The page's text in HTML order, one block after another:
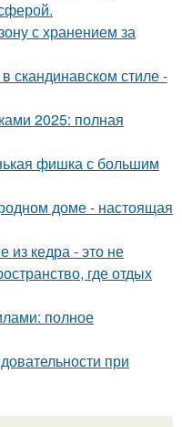
с хранением за
скандинавском стиле -
2025: полная
фишка с большим
доме - настоящая
из кедра - это не
где отдых
полное
при